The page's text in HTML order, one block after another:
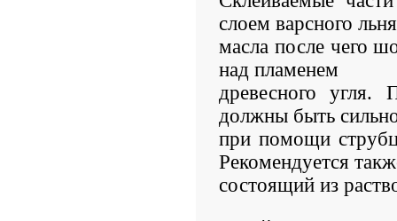
слоем варсного
масла после чего
над пламенем
древесного угля.
должны быть
при помощи
Рекомендуется
состоящий из